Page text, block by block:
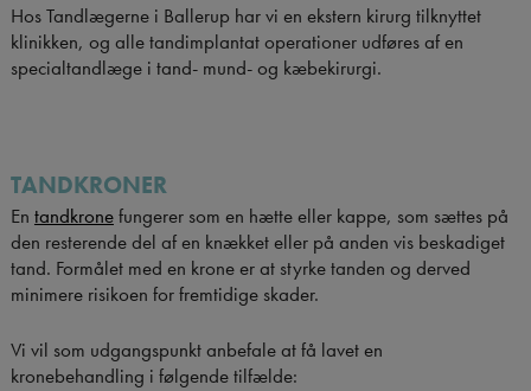
Hos Tandlægerne i Ballerup har vi en ekstern kirurg tilknyttet
klinikken, og alle tandimplantat operationer udføres af en
specialtandlæge i tand- mund- og kæbekirurgi.
TANDKRONER
En tandkronefungerer som en hætte eller kappe, som sættes på
den resterende del af en knækket eller på anden vis beskadiget
tand. Formålet med en krone er at styrke tanden og derved
minimere risikoen for fremtidige skader.
Vi vil som udgangspunkt anbefale at få lavet en
kronebehandling i følgende tilfælde: